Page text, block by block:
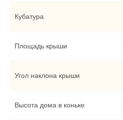
Кубатура
Площадь крыши
Угол наклона крыши
Высота дома в коньке